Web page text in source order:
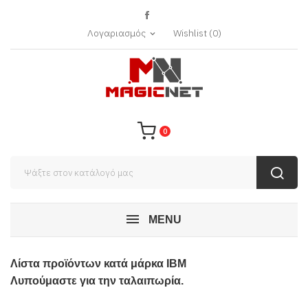
Λογαριασμός expand_more Wishlist(0)
0
MENU
Λίστα προϊόντων κατά μάρκα IBM
Λυπούμαστε για την ταλαιπωρία.